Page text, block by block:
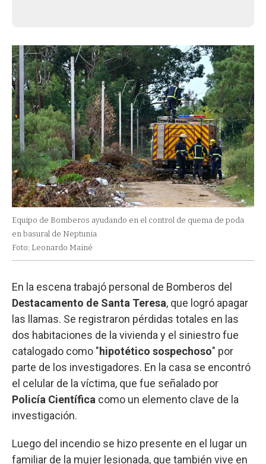
Equipo de Bomberos ayudando en el control de quema de poda
en basural de Neptunia
Foto: Leonardo Mainé
En la escena trabajó personal de Bomberos del
Destacamento de Santa Teresa, que logró apagar
las llamas. Se registraron pérdidas totales en las
dos habitaciones de la vivienda y el siniestro fue
catalogado como "hipotético sospechoso" por
parte de los investigadores. En la casa se encontró
el celular de la víctima, que fue señalado por
Policía Científica como un elemento clave de la
investigación.
Luego del incendio se hizo presente en el lugar un
familiar de la mujer lesionada, que también vive en